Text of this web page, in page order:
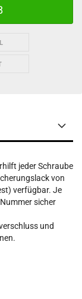
jeder Schraube
von
verfügbar. Je
sicher
und